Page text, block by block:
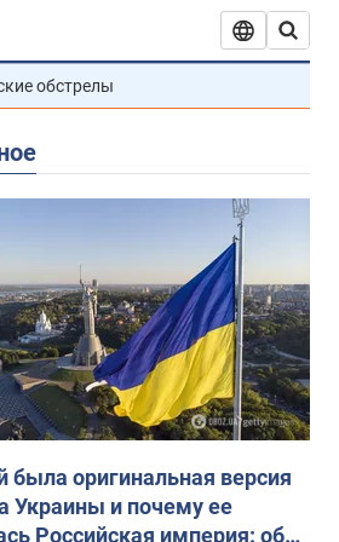
обстрелы
была оригинальная версия
Украины и почему ее
Российская империя: об